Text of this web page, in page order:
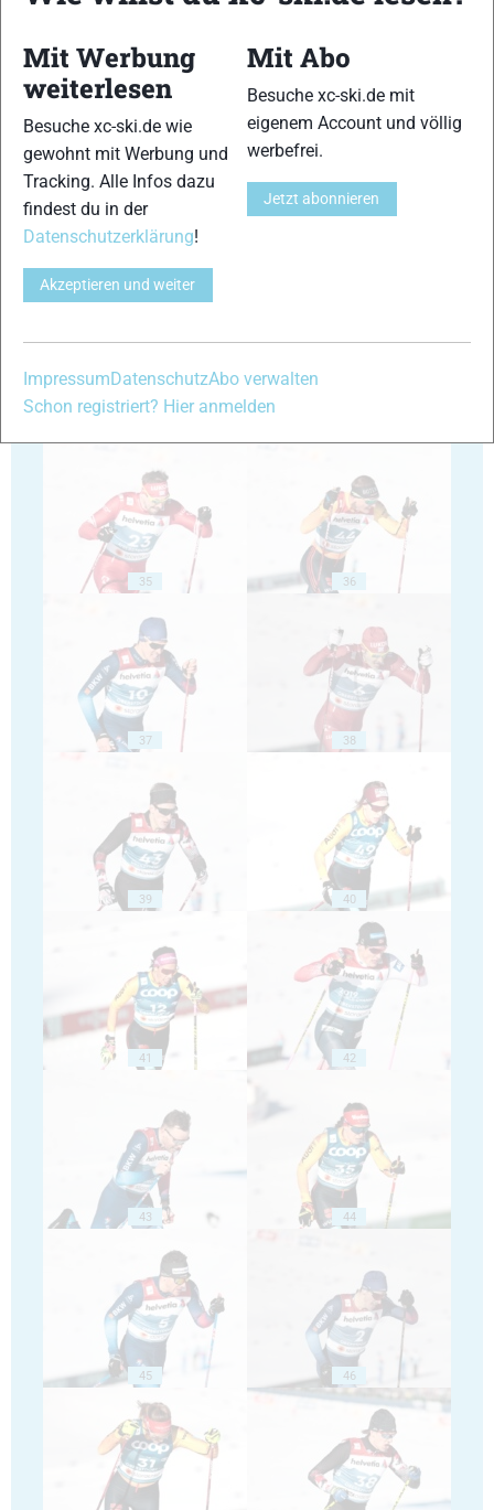
30
35 36
37 38
39 40
41 42
43 44
45 46
Mit Werbung
weiterlesen
Besuche xc-ski.de wie
gewohnt mit Werbung und
Tracking. Alle Infos dazu
findest du in der
Datenschutzerklärung!
Akzeptieren und weiter
Mit Abo
Besuche xc-ski.de mit
eigenem Account und völlig
werbefrei.
Jetzt abonnieren
ImpressumDatenschutzAbo verwalten
Schon registriert? Hier anmelden